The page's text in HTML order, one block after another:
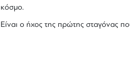
κόσμο.
Είναι ο ήχος της πρώτης σταγόνας